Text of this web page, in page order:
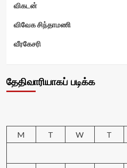
விகடன்
விவேக சிந்தாமணி
வீரகேசரி
தேதிவாரியாகப் படிக்க
M
T W T